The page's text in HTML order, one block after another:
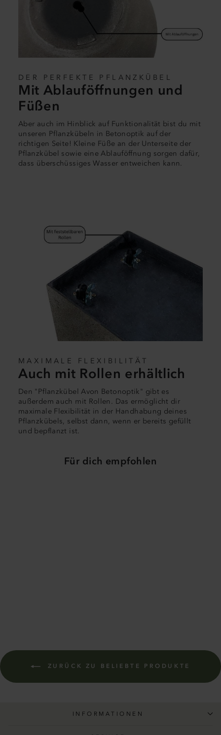
DER PERFEKTE PFLANZKÜBEL
Mit Ablauföffnungen und
Füßen
Aber auch im Hinblick auf Funktionalität bist du mit
unseren Pflanzkübeln in Betonoptik auf der
richtigen Seite! Kleine Füße an der Unterseite der
Pflanzkübel sowie eine Ablauföffnung sorgen dafür,
dass überschüssiges Wasser entweichen kann.
MAXIMALE FLEXIBILITÄT
Auch mit Rollen erhältlich
Den "Pflanzkübel Avon Betonoptik" gibt es
außerdem auch mit Rollen. Das ermöglicht dir
maximale Flexibilität in der Handhabung deines
Pflanzkübels, selbst dann, wenn er bereits gefüllt
und bepflanzt ist.
Für dich empfohlen
ZURÜCK ZU BELIEBTE PRODUKTE
INFORMATIONEN